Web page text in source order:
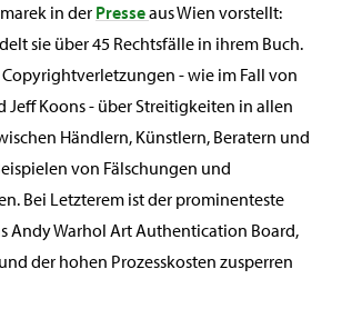
in der Presseaus Wien vorstellt:
sie über 45 Rechtsfälle in ihrem Buch.
- wie im Fall von
Jeff Koons - über Streitigkeiten in allen
Händlern, Künstlern, Beratern und
von Fälschungen und
Bei Letzterem ist der prominenteste
Andy Warhol Art Authentication Board,
der hohen Prozesskosten zusperren